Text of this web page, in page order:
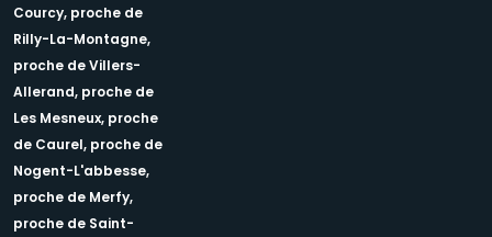
Courcy, proche de
Rilly-La-Montagne,
proche de Villers-
Allerand, proche de
Les Mesneux, proche
de Caurel, proche de
Nogent-L'abbesse,
proche de Merfy,
proche de Saint-